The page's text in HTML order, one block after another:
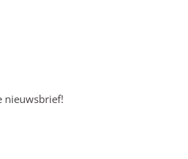
nieuwsbrief!